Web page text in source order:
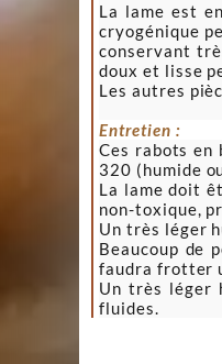
La lame est
cryogénique
conservant
doux et lisse
Les autres
Entretien :
Ces rabots
320 (humide
La lame doit
non-toxique,
Un très léger
Beaucoup de
faudra frotter
Un très léger
fluides.